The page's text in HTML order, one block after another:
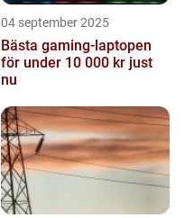
04 september 2025
Bästa gaming-laptopen
för under 10 000 kr just
nu